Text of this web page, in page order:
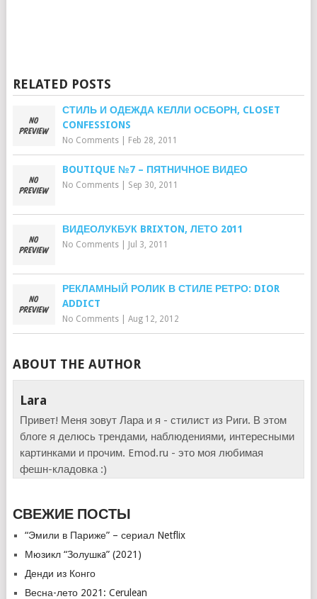
RELATED POSTS
СТИЛЬ И ОДЕЖДА КЕЛЛИ ОСБОРН, CLOSET
CONFESSIONS
No Comments| Feb 28, 2011
BOUTIQUE №7 – ПЯТНИЧНОЕ ВИДЕО
No Comments| Sep 30, 2011
ВИДЕОЛУКБУК BRIXTON, ЛЕТО 2011
No Comments| Jul 3, 2011
РЕКЛАМНЫЙ РОЛИК В СТИЛЕ РЕТРО: DIOR
ADDICT
No Comments| Aug 12, 2012
ABOUT THE AUTHOR
Lara
Привет! Меня зовут Лара и я - стилист из Риги. В этом
блоге я делюсь трендами, наблюдениями, интересными
картинками и прочим. Emod.ru - это моя любимая
фешн-кладовка :)
СВЕЖИЕ ПОСТЫ
“Эмили в Париже” – сериал Netflix
Мюзикл “Золушкa” (2021)
Денди из Конго
Весна-лето 2021: Cerulean